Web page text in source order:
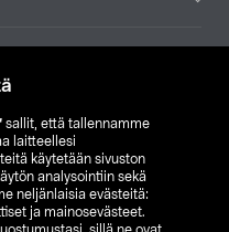
sallit, että tallennamme
laitteellesi
käytetään sivuston
analysointiin sekä
neljänlaisia evästeitä:
ja mainosevästeet.
FI